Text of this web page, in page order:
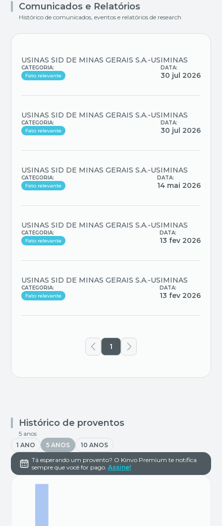
Comunicados e Relatórios
Histórico de comunicados, eventos e relatórios de research
USINAS SID DE MINAS GERAIS S.A.-USIMINAS
CATEGORIA:
Fato relevante
DATA:
30 jul 2026
USINAS SID DE MINAS GERAIS S.A.-USIMINAS
CATEGORIA:
Fato relevante
DATA:
30 jul 2026
USINAS SID DE MINAS GERAIS S.A.-USIMINAS
CATEGORIA:
Fato relevante
DATA:
14 mai 2026
USINAS SID DE MINAS GERAIS S.A.-USIMINAS
CATEGORIA:
Fato relevante
DATA:
13 fev 2026
USINAS SID DE MINAS GERAIS S.A.-USIMINAS
CATEGORIA:
Fato relevante
DATA:
13 fev 2026
1
Histórico de proventos
5 anos
1 ANO
5 ANOS
10 ANOS
Tá esperando um provento? O Kinvo Premium te notifica
sempre que você for pago. Assine!